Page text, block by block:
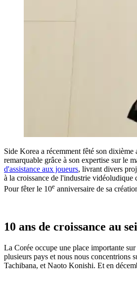
Side Korea a récemment fêté son
remarquable grâce à son expertise sur le
d'assistance aux joueurs, livrant divers
à la croissance de l'industrie vidéoludique
Pour fêter le 10e anniversaire de sa
10 ans de croissance au
La Corée occupe une place importante
plusieurs pays et nous nous concentrions
Tachibana, et Naoto Konishi. Et en